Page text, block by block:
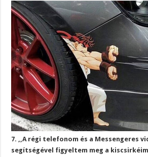
7. ,,A régi telefonom és a Messengeres
segítségével figyeltem meg a